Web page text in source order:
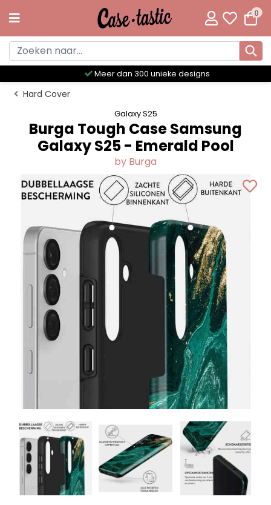
0
Meer dan 300 unieke designs
Hard Cover
Galaxy S25
Burga Tough Case Samsung
Galaxy S25 - Emerald Pool
by Burga